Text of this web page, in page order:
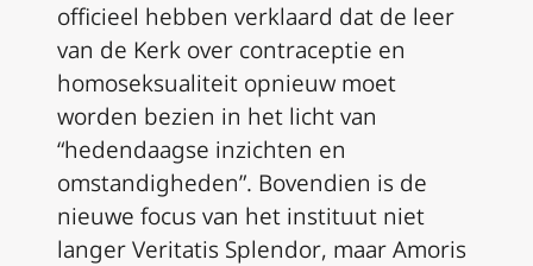
officieel hebben verklaard dat de leer
van de Kerk over contraceptie en
homoseksualiteit opnieuw moet
worden bezien in het licht van
“hedendaagse inzichten en
omstandigheden”. Bovendien is de
nieuwe focus van het instituut niet
langerVeritatis Splendor, maarAmoris